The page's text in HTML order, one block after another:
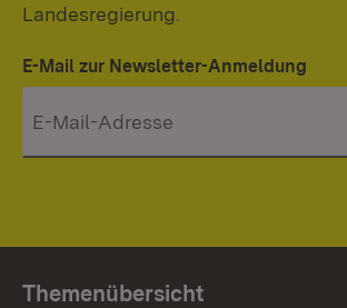
Landesregierung.
E-Mail zur Newsletter-Anmeldung
Themenübersicht